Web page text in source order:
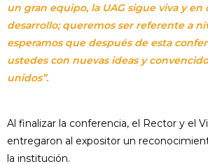
un gran equipo, la UAG sigue viva y en
desarrollo; queremos ser referente a
esperamos que después de esta
ustedes con nuevas ideas y
unidos”.
Al finalizar la conferencia, el Rector y el
entregaron al expositor un
la institución.